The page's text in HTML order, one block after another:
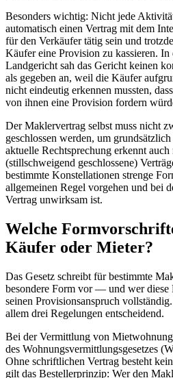
Besonders wichtig: Nicht jede
automatisch einen Vertrag mit dem
für den Verkäufer tätig sein und
Käufer eine Provision zu kassieren.
Landgericht sah das Gericht keinen
als gegeben an, weil die Käufer
nicht eindeutig erkennen mussten,
von ihnen eine Provision fordern
Der Maklervertrag selbst muss nicht
geschlossen werden, um
aktuelle Rechtsprechung erkennt
(stillschweigend geschlossene)
bestimmte Konstellationen strenge
allgemeinen Regel vorgehen und bei
Vertrag unwirksam ist.
Welche
Käufer oder Mieter?
Das Gesetz schreibt für bestimmte
besondere Form vor — und wer diese
seinen Provisionsanspruch
allem drei Regelungen entscheidend.
Bei der Vermittlung von
des Wohnungsvermittlungsgesetzes
Ohne schriftlichen Vertrag besteht
gilt das Bestellerprinzip: Wer den